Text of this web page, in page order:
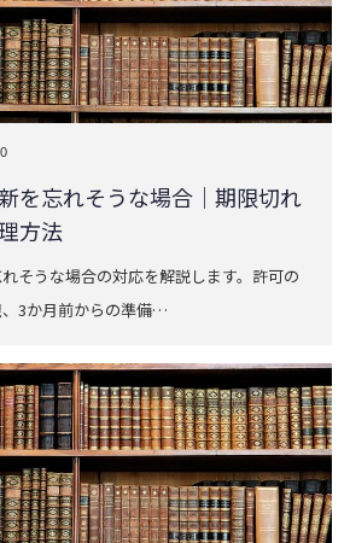
を忘れそうな場合｜期限切れ
方法
そうな場合の対応を解説します。許可の
3か月前からの準備…